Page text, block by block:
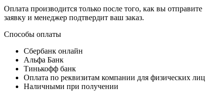
Оплата производится только после того, как вы отправите
заявку и менеджер подтвердит ваш заказ.
Способы оплаты
Сбербанк онлайн
Альфа Банк
Тинькофф банк
Оплата по реквизитам компании для физических лиц
Наличными при получении